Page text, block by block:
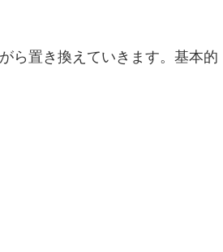
ら置き換えていきます。基本的